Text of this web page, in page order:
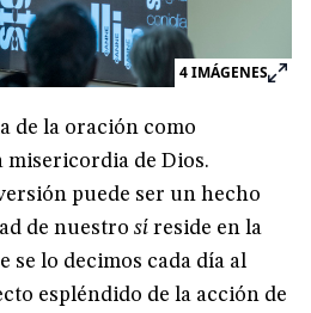
4IMÁGENES
de la oración como
misericordia de Dios.
puede ser un hecho
de nuestro sí reside en la
se lo decimos cada día al
espléndido de la acción de